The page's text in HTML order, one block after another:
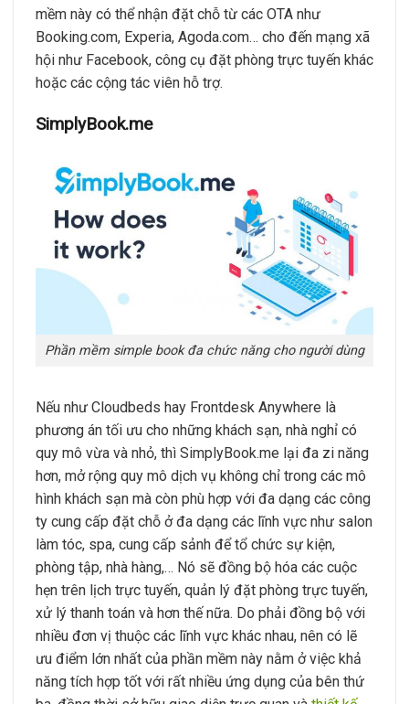
mềm này có thể nhận đặt chỗ từ các OTA như
Booking.com, Experia, Agoda.com… cho đến mạng xã
hội như Facebook, công cụ đặt phòng trực tuyến khác
hoặc các cộng tác viên hỗ trợ.
SimplyBook.me
Phần mềm simple book đa chức năng cho người dùng
Nếu như Cloudbeds hay Frontdesk Anywhere là
phương án tối ưu cho những khách sạn, nhà nghỉ có
quy mô vừa và nhỏ, thì SimplyBook.me lại đa zi năng
hơn, mở rộng quy mô dịch vụ không chỉ trong các mô
hình khách sạn mà còn phù hợp với đa dạng các công
ty cung cấp đặt chỗ ở đa dạng các lĩnh vực như salon
làm tóc, spa, cung cấp sảnh để tổ chức sự kiện,
phòng tập, nhà hàng,… Nó sẽ đồng bộ hóa các cuộc
hẹn trên lịch trực tuyến, quản lý đặt phòng trực tuyến,
xử lý thanh toán và hơn thế nữa. Do phải đồng bộ với
nhiều đơn vị thuộc các lĩnh vực khác nhau, nên có lẽ
ưu điểm lớn nhất của phần mềm này nằm ở việc khả
năng tích hợp tốt với rất nhiều ứng dụng của bên thứ